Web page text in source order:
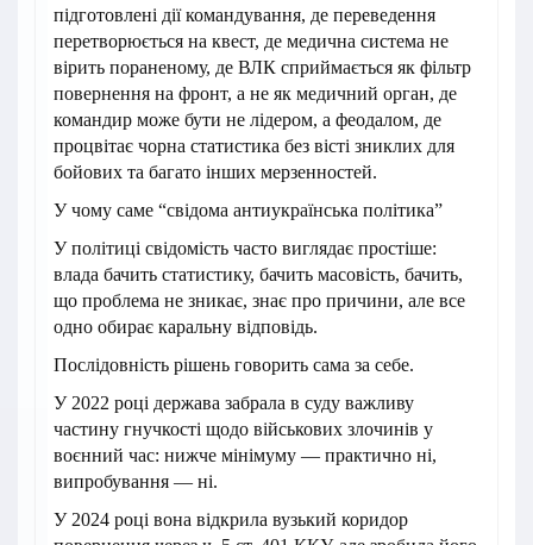
підготовлені дії командування, де переведення
перетворюється на квест, де медична система не
вірить пораненому, де ВЛК сприймається як фільтр
повернення на фронт, а не як медичний орган, де
командир може бути не лідером, а феодалом, де
процвітає чорна статистика без вісті зниклих для
бойових та багато інших мерзенностей.
У чому саме “свідома антиукраїнська політика”
У політиці свідомість часто виглядає простіше:
влада бачить статистику, бачить масовість, бачить,
що проблема не зникає, знає про причини, але все
одно обирає каральну відповідь.
Послідовність рішень говорить сама за себе.
У 2022 році держава забрала в суду важливу
частину гнучкості щодо військових злочинів у
воєнний час: нижче мінімуму — практично ні,
випробування — ні.
У 2024 році вона відкрила вузький коридор